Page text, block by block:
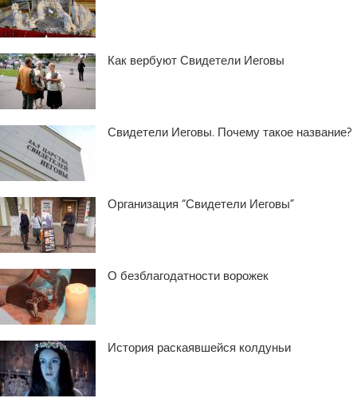
Как вербуют Свидетели Иеговы
Свидетели Иеговы. Почему такое название?
Организация “Свидетели Иеговы”
О безблагодатности ворожек
История раскаявшейся колдуньи